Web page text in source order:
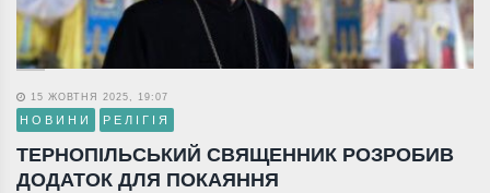
15 ЖОВТНЯ 2025, 19:07
НОВИНИ РЕЛІГІЯ
ТЕРНОПІЛЬСЬКИЙ СВЯЩЕННИК РОЗРОБИВ
ДОДАТОК ДЛЯ ПОКАЯННЯ